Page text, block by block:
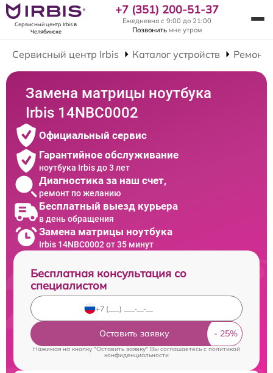
Сервисный центр Irbisв
Челябинске
+7 (351) 200-51-37
Ежедневно с 9:00 до 21:00
Позвонить мне утром
Сервисный центр Irbis Каталог устройств Ремонт
Замена матрицы ноутбука
Irbis 14NBC0002
Официальный сервис
Гарантийное обслуживание
ноутбука Irbis до 3 лет
Диагностика за наш счет,
ремонт по желанию
Бесплатный выезд курьера
в день обращения
Замена матрицы ноутбука
Irbis 14NBC0002 от 35 минут
Бесплатная консультация со
специалистом
Оставить заявку
Нажимая на кнопку "Оставить заявку" Вы соглашаетесь c политикой
конфиденциальности